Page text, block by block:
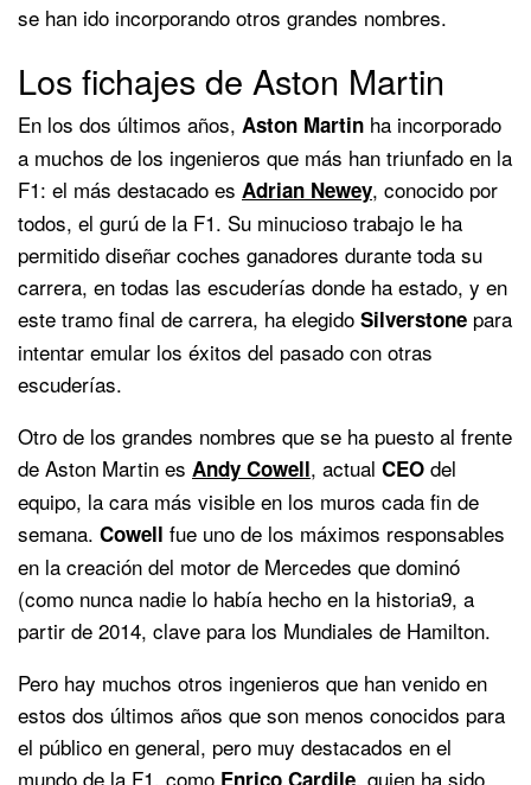
se han ido incorporando otros grandes nombres.
Los fichajes de Aston Martin
En los dos últimos años, Aston Martin ha incorporado
a muchos de los ingenieros que más han triunfado en la
F1: el más destacado es Adrian Newey, conocido por
todos, el gurú de la F1. Su minucioso trabajo le ha
permitido diseñar coches ganadores durante toda su
carrera, en todas las escuderías donde ha estado, y en
este tramo final de carrera, ha elegido Silverstone para
intentar emular los éxitos del pasado con otras
escuderías.
Otro de los grandes nombres que se ha puesto al frente
de Aston Martin es Andy Cowell, actual CEO del
equipo, la cara más visible en los muros cada fin de
semana. Cowell fue uno de los máximos responsables
en la creación del motor de Mercedes que dominó
(como nunca nadie lo había hecho en la historia9, a
partir de 2014, clave para los Mundiales de Hamilton.
Pero hay muchos otros ingenieros que han venido en
estos dos últimos años que son menos conocidos para
el público en general, pero muy destacados en el
mundo de la F1, como Enrico Cardile, quien ha sido